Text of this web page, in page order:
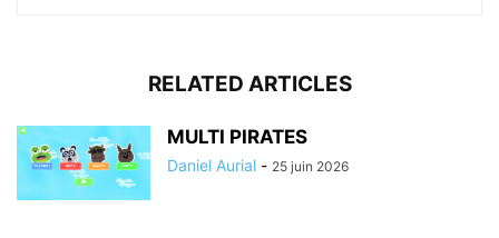
RELATED ARTICLES
MULTI PIRATES
Daniel Aurial - 25 juin 2026